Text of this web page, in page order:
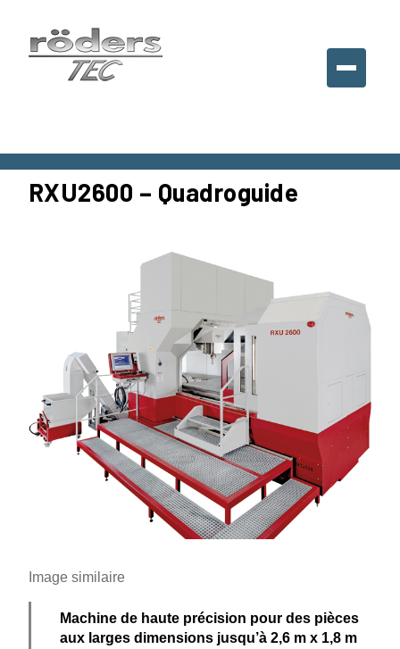
France
RXU2600 – Quadroguide
Image similaire
Machine de haute précision pour des pièces
aux larges dimen­sions jusqu’à 2,6 m x 1,8 m